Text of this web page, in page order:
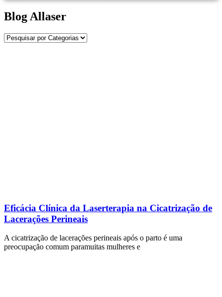
Blog Allaser
Eficácia Clínica da Laserterapia na Cicatrização de
Lacerações Perineais
A cicatrização de lacerações perineais após o parto é uma
preocupação comum paramuitas mulheres e